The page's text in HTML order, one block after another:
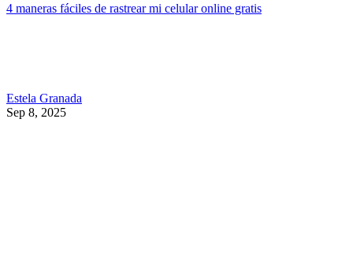
4 maneras fáciles de rastrear mi celular online gratis
Estela Granada
Sep 8, 2025